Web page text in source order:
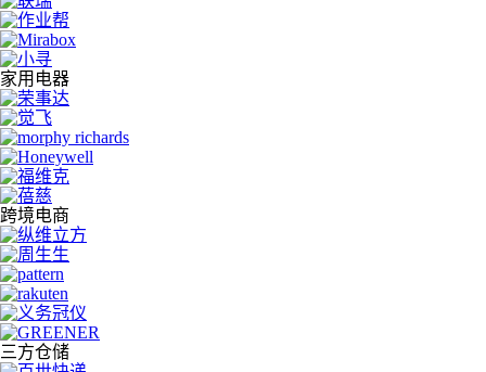
家用电器
跨境电商
三方仓储